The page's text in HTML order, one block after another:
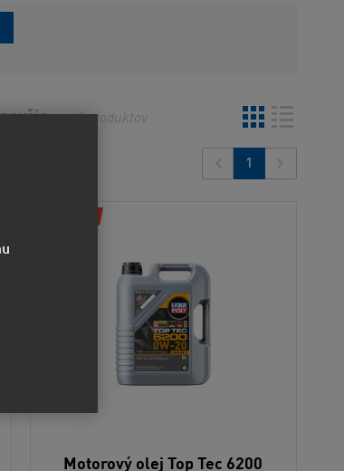
6produktov
1
Motorový olej Top Tec 6200